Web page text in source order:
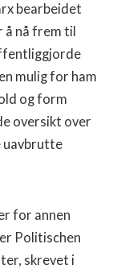
bearbeidet
nå frem til
mu­lig for ham
og form
oversikt over
uavbrutte
for annen
Politischen
skrevet i